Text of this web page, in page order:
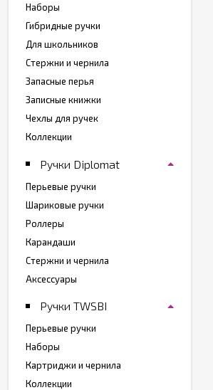
Наборы
Гибридные ручки
Для школьников
Стержни и чернила
Запасные перья
Записные книжки
Чехлы для ручек
Коллекции
Ручки Diplomat
Перьевые ручки
Шариковые ручки
Роллеры
Карандаши
Стержни и чернила
Аксессуары
Ручки TWSBI
Перьевые ручки
Наборы
Картриджи и чернила
Коллекции